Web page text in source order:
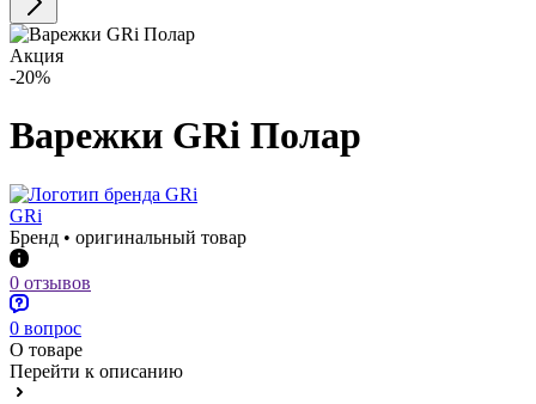
Акция
-20%
Варежки GRi Полар
GRi
Бренд • оригинальный товар
0 отзывов
0 вопрос
О товаре
Перейти к описанию